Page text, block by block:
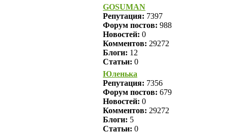
GOSUMAN
Репутация: 7397
Форум постов: 988
Новостей: 0
Комментов: 29272
Блоги: 12
Статьи: 0
Юленька
Репутация: 7356
Форум постов: 679
Новостей: 0
Комментов: 29272
Блоги: 5
Статьи: 0